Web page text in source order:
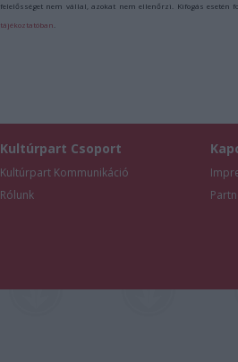
felelősséget nem vállal, azokat nem ellenőrzi. Kifogás esetén
tájékoztatóban
Kultúrpart Csoport
Kultúrpart Kommunikáció
Rólunk